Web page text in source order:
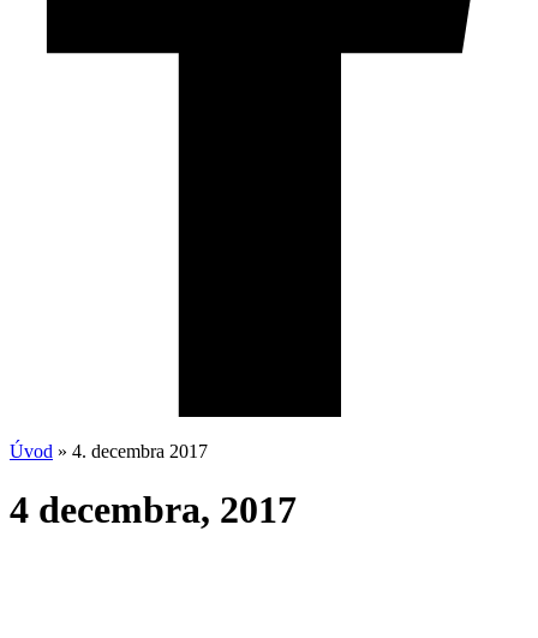
Úvod » 4. decembra 2017
4 decembra, 2017